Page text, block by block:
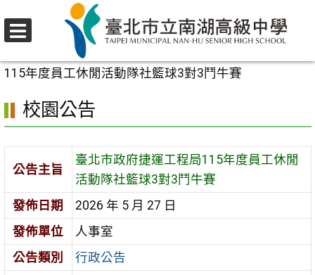
至
要
區
校園公告
115年度員工休閒活動隊社籃球3對3鬥牛賽
校園公告
公告主旨
臺北市政府捷運工程局115年度員工休閒
活動隊社籃球3對3鬥牛賽
發佈日期
2026 年 5 月 27 日
發佈單位
人事室
公告類別
行政公告
選
單